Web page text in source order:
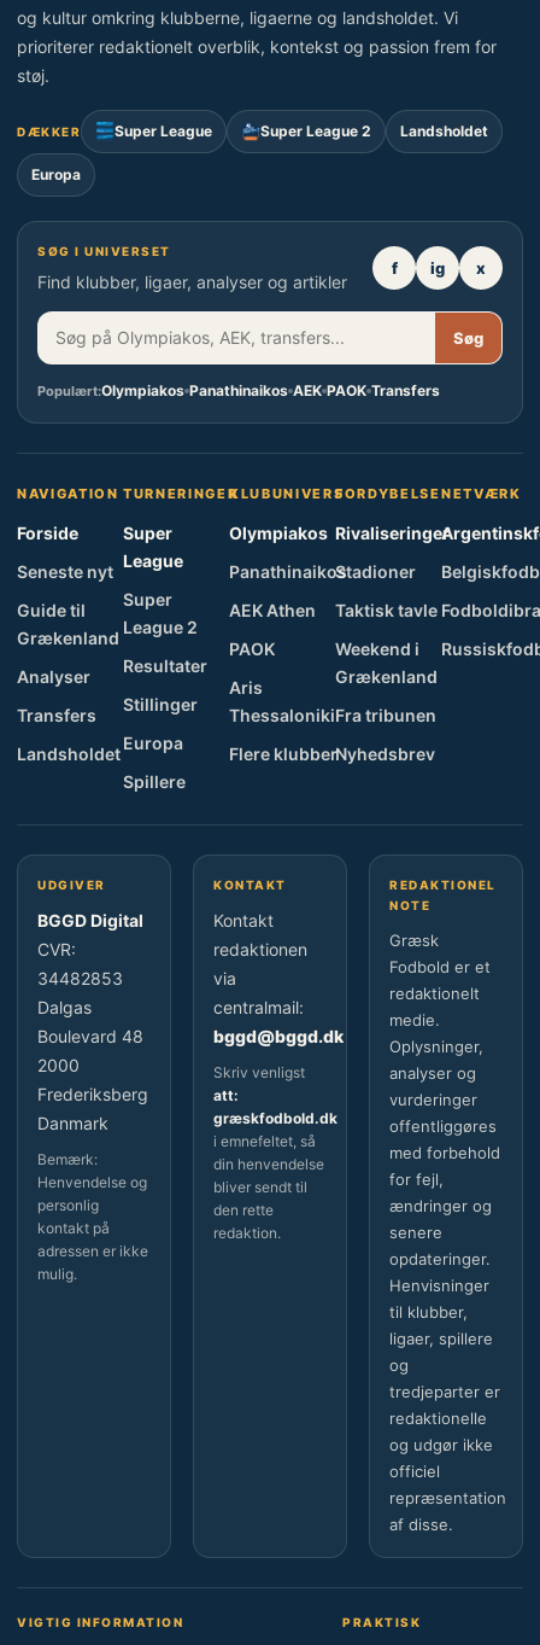
og kultur omkring klubberne, ligaerne og landsholdet. Vi
prioriterer redaktionelt overblik, kontekst og passion frem for
støj.
DÆKKER Super League Super League 2 Landsholdet
Europa
SØG I UNIVERSET
Find klubber, ligaer, analyser og artikler
f ig x
Søg
Populært:Olympiakos Panathinaikos AEK PAOK Transfers
NAVIGATION
Forside
Seneste nyt
Guide til
Grækenland
Analyser
Transfers
Landsholdet
TURNERINGER
Super
League
Super
League 2
Resultater
Stillinger
Europa
Spillere
KLUBUNIVERS
Olympiakos
Panathinaikos
AEK Athen
PAOK
Aris
Thessaloniki
Flere klubber
FORDYBELSE
Rivaliseringer
Stadioner
Taktisk tavle
Weekend i
Grækenland
Fra tribunen
Nyhedsbrev
NETVÆRK
UDGIVER
BGGD Digital
CVR:
34482853
Dalgas
Boulevard 48
2000
Frederiksberg
Danmark
Bemærk:
Henvendelse og
personlig
kontakt på
adressen er ikke
mulig.
KONTAKT
Kontakt
redaktionen
via
centralmail:
bggd@bggd.dk
Skriv venligst
att:
græskfodbold.dk
i emnefeltet, så
din henvendelse
bliver sendt til
den rette
redaktion.
REDAKTIONEL
NOTE
Græsk
Fodbold er et
redaktionelt
medie.
Oplysninger,
analyser og
vurderinger
offentliggøres
med forbehold
for fejl,
ændringer og
senere
opdateringer.
Henvisninger
til klubber,
ligaer, spillere
og
tredjeparter er
redaktionelle
og udgør ikke
officiel
repræsentation
af disse.
VIGTIG INFORMATION PRAKTISK